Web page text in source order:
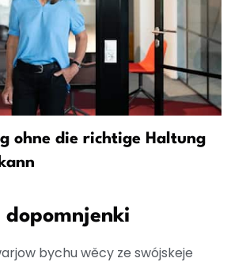
ohne die richtige Haltung
dopomnjenki
bychu wěcy ze swójskeje